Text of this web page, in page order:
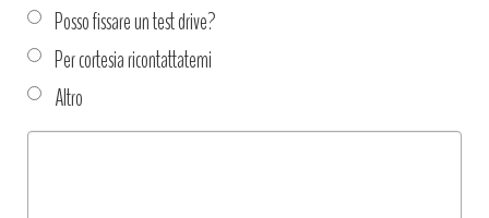
Posso fissare un test drive?
Per cortesia ricontattatemi
Altro
Tipo